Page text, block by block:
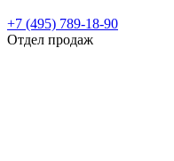
+7 (495) 789-18-90
Отдел продаж